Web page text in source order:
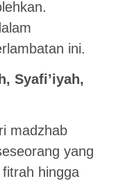
ini.
Syafi’iyah,
madzhab
yang
hingga